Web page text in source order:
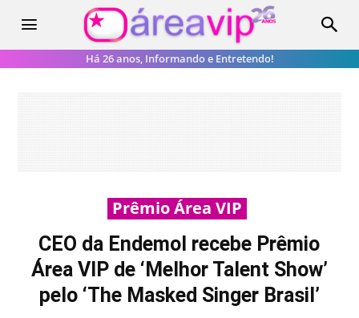
Há 26 anos, Informando e Entretendo!
Prêmio Área VIP
CEO da Endemol recebe Prêmio
Área VIP de ‘Melhor Talent Show’
pelo ‘The Masked Singer Brasil’